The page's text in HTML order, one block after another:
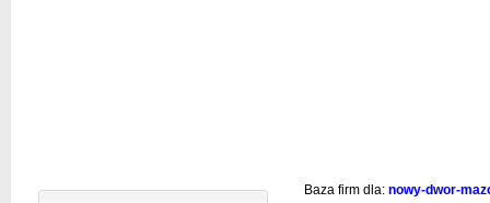
Baza firm dla: nowy-dwor-